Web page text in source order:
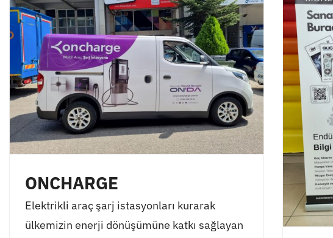
ONCHARGE
Elektrikli araç şarj istasyonları kurarak
ülkemizin enerji dönüşümüne katkı sağlayan